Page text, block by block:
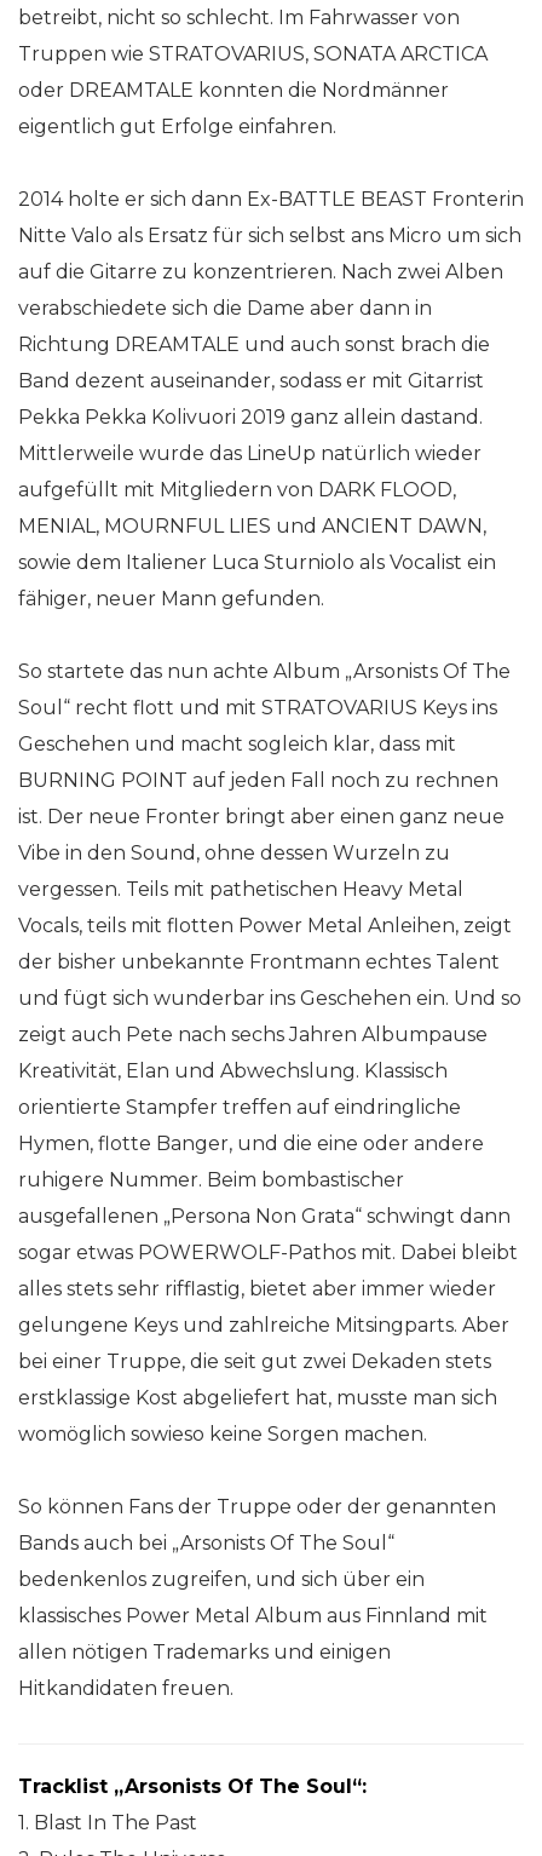
betreibt, nicht so schlecht. Im Fahrwasser von
Truppen wie STRATOVARIUS, SONATA ARCTICA
oder DREAMTALE konnten die Nordmänner
eigentlich gut Erfolge einfahren.
2014 holte er sich dann Ex-BATTLE BEAST Fronterin
Nitte Valo als Ersatz für sich selbst ans Micro um sich
auf die Gitarre zu konzentrieren. Nach zwei Alben
verabschiedete sich die Dame aber dann in
Richtung DREAMTALE und auch sonst brach die
Band dezent auseinander, sodass er mit Gitarrist
Pekka Pekka Kolivuori 2019 ganz allein dastand.
Mittlerweile wurde das LineUp natürlich wieder
aufgefüllt mit Mitgliedern von DARK FLOOD,
MENIAL, MOURNFUL LIES und ANCIENT DAWN,
sowie dem Italiener Luca Sturniolo als Vocalist ein
fähiger, neuer Mann gefunden.
So startete das nun achte Album „Arsonists Of The
Soul“ recht flott und mit STRATOVARIUS Keys ins
Geschehen und macht sogleich klar, dass mit
BURNING POINT auf jeden Fall noch zu rechnen
ist. Der neue Fronter bringt aber einen ganz neue
Vibe in den Sound, ohne dessen Wurzeln zu
vergessen. Teils mit pathetischen Heavy Metal
Vocals, teils mit flotten Power Metal Anleihen, zeigt
der bisher unbekannte Frontmann echtes Talent
und fügt sich wunderbar ins Geschehen ein. Und so
zeigt auch Pete nach sechs Jahren Albumpause
Kreativität, Elan und Abwechslung. Klassisch
orientierte Stampfer treffen auf eindringliche
Hymen, flotte Banger, und die eine oder andere
ruhigere Nummer. Beim bombastischer
ausgefallenen „Persona Non Grata“ schwingt dann
sogar etwas POWERWOLF-Pathos mit. Dabei bleibt
alles stets sehr rifflastig, bietet aber immer wieder
gelungene Keys und zahlreiche Mitsingparts. Aber
bei einer Truppe, die seit gut zwei Dekaden stets
erstklassige Kost abgeliefert hat, musste man sich
womöglich sowieso keine Sorgen machen.
So können Fans der Truppe oder der genannten
Bands auch bei „Arsonists Of The Soul“
bedenkenlos zugreifen, und sich über ein
klassisches Power Metal Album aus Finnland mit
allen nötigen Trademarks und einigen
Hitkandidaten freuen.
Tracklist „Arsonists Of The Soul“:
1. Blast In The Past